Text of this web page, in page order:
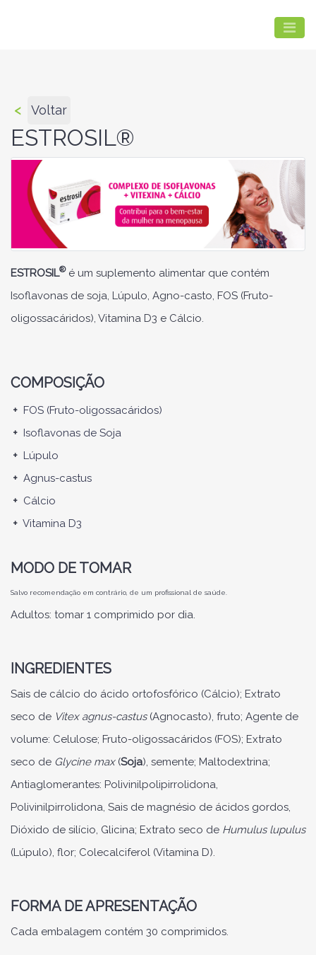
< Voltar
ESTROSIL®
ESTROSIL®é um suplemento alimentar que contém
Isoflavonas de soja, Lúpulo, Agno-casto, FOS (Fruto-
oligossacáridos), Vitamina D3 e Cálcio.
COMPOSIÇÃO
+ FOS (Fruto-oligossacáridos)
+ Isoflavonas de Soja
+ Lúpulo
+ Agnus-castus
+ Cálcio
+ Vitamina D3
MODO DE TOMAR
Salvo recomendação em contrário, de um profissional de saúde.
Adultos: tomar 1 comprimido por dia.
INGREDIENTES
Sais de cálcio do ácido ortofosfórico (Cálcio); Extrato
seco de Vitex agnus-castus(Agnocasto), fruto; Agente de
volume: Celulose; Fruto-oligossacáridos (FOS); Extrato
seco de Glycine max(Soja), semente; Maltodextrina;
Antiaglomerantes: Polivinilpolipirrolidona,
Polivinilpirrolidona, Sais de magnésio de ácidos gordos,
Dióxido de silício, Glicina; Extrato seco de Humulus lupulus
(Lúpulo), flor; Colecalciferol (Vitamina D).
FORMA DE APRESENTAÇÃO
Cada embalagem contém 30 comprimidos.